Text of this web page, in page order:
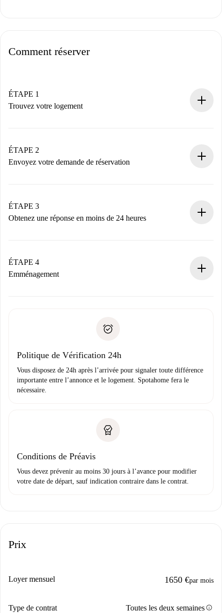
Comment réserver
ÉTAPE 1
Trouvez votre logement
Vous disposez à l’avance de toutes les informations
nécessaires.
ÉTAPE 2
Envoyez votre demande de réservation
Nous ne vous facturerons rien tant que le propriétaire
n’aura pas accepté.
ÉTAPE 3
Obtenez une réponse en moins de 24 heures
contact avec le propriétaire.
Si refusé : aucun prélèvement et nous vous proposerons
Justificatif de solvabilité
ÉTAPE 4
Emménagement
uniquement si aucun problème n'est signalé.
Politique de Vérification 24h
Vous disposez de 24h après l’arrivée pour signaler toute différence
importante entre l’annonce et le logement. Spotahome fera le
nécessaire.
Conditions de Préavis
Vous devez prévenir au moins 30 jours à l’avance pour modifier
votre date de départ, sauf indication contraire dans le contrat.
Prix
Loyer mensuel 1650 €par mois
Type de contrat Toutes les deux semainesinfo